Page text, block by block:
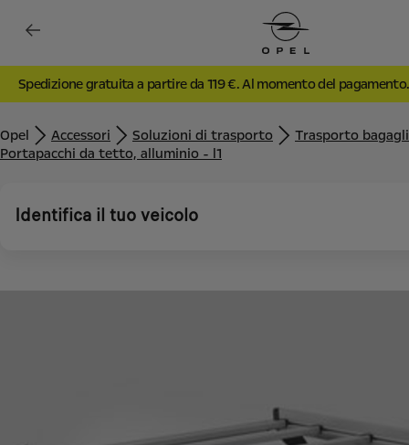
Spedizione gratuita a partire da 119 €. Al momento del pagamento.
Opel Accessori Soluzioni di trasporto
Trasporto bagagli
Portapacchi da tetto, alluminio - l1
Identifica il tuo veicolo